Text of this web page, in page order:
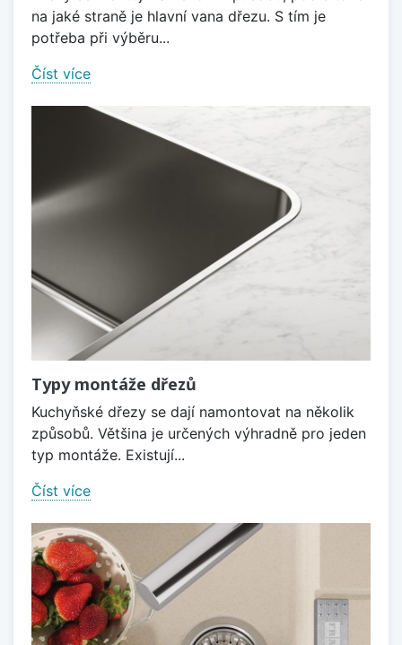
na jaké straně je hlavní vana dřezu. S tím je
potřeba při výběru...
Číst více
Typy montáže dřezů
Kuchyňské dřezy se dají namontovat na několik
způsobů. Většina je určených výhradně pro jeden
typ montáže. Existují...
Číst více